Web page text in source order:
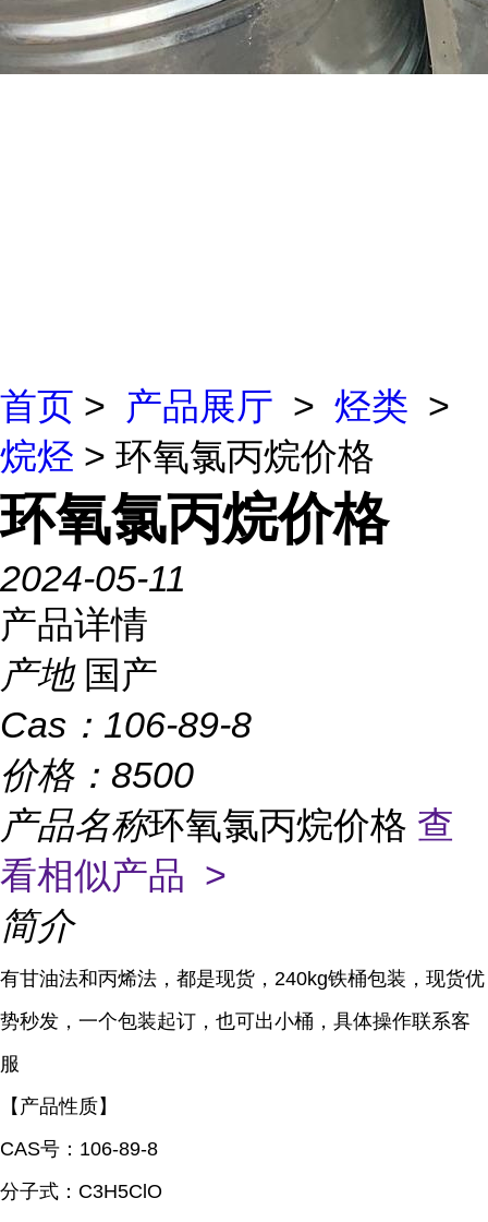
首页 > 产品展厅 > 烃类 >
烷烃 > 环氧氯丙烷价格
环氧氯丙烷价格
2024-05-11
产品详情
产地 国产
Cas： 106-89-8
价格： 8500
产品名称环氧氯丙烷价格 查
看相似产品 >
简介
有甘油法和丙烯法，都是现货，240kg铁桶包装，现货优
势秒发，一个包装起订，也可出小桶，具体操作联系客
服
【产品性质】
CAS号：106-89-8
分子式：C3H5ClO